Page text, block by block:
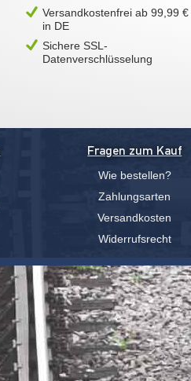
Versandkostenfrei ab 99,99 €
in DE
Sichere SSL-
Datenverschlüsselung
Fragen zum Kauf
Wie bestellen?
Zahlungsarten
Versandkosten
Widerrufsrecht